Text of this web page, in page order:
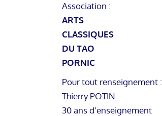
Association :
ARTS
CLASSIQUES
DU TAO
PORNIC
Pour tout renseignement :
Thierry POTIN
30 ans d’enseignement